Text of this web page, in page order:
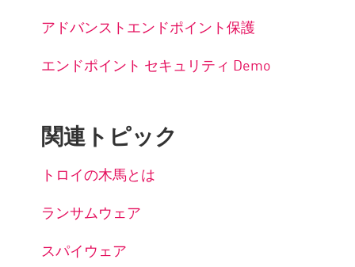
アドバンストエンドポイント保護
エンドポイント セキュリティ Demo
関連トピック
トロイの木馬とは
ランサムウェア
スパイウェア